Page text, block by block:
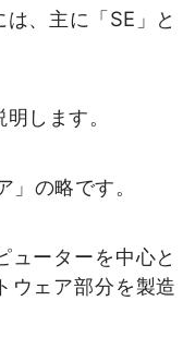
、主に「SE」と
します。
」の略です。
ューターを中心と
ウェア部分を製造